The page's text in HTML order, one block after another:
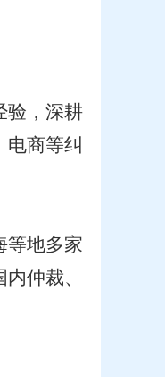
验，深耕
商等纠
等地多家
仲裁、